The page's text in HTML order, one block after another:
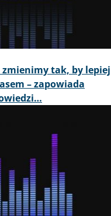
zmienimy tak, by lepiej
– zapowiada